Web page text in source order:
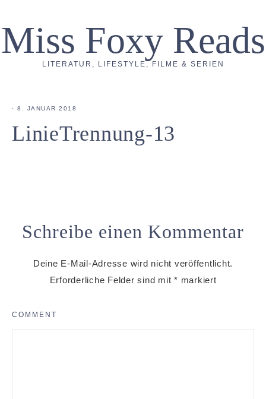
Miss Foxy Reads
LITERATUR, LIFESTYLE, FILME & SERIEN
· 8. JANUAR 2018
LinieTrennung-13
Schreibe einen Kommentar
Deine E-Mail-Adresse wird nicht veröffentlicht.
Erforderliche Felder sind mit * markiert
COMMENT